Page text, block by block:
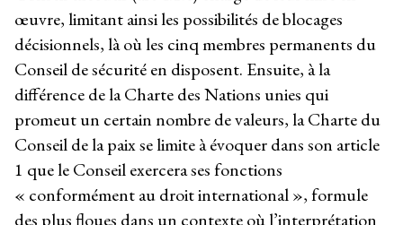
œuvre, limitant ainsi les possibilités de blocages
décisionnels, là où les cinq membres permanents du
Conseil de sécurité en disposent. Ensuite, à la
différence de la Charte des Nations unies qui
promeut un certain nombre de valeurs, la Charte du
Conseil de la paix se limite à évoquer dans son article
1 que le Conseil exercera ses fonctions
« conformément au droit international », formule
des plus floues dans un contexte où l’interprétation